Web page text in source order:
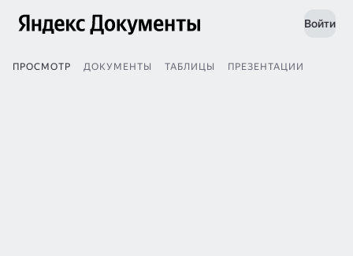
Войти
ПРОСМОТР ДОКУМЕНТЫ ТАБЛИЦЫ ПРЕЗЕНТАЦИИ